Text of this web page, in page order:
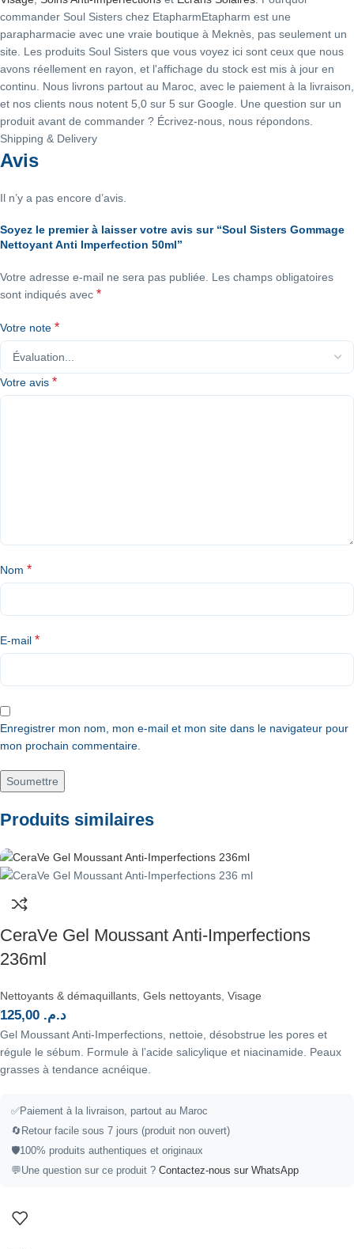
commander Soul Sisters chez EtapharmEtapharm est une
parapharmacie avec une vraie boutique à Meknès, pas seulement un
site. Les produits Soul Sisters que vous voyez ici sont ceux que nous
avons réellement en rayon, et l'affichage du stock est mis à jour en
continu. Nous livrons partout au Maroc, avec le paiement à la livraison,
et nos clients nous notent 5,0 sur 5 sur Google. Une question sur un
produit avant de commander ? Écrivez-nous, nous répondons.
Shipping & Delivery
Avis
Il n’y a pas encore d’avis.
Soyez le premier à laisser votre avis sur “Soul Sisters Gommage
Nettoyant Anti Imperfection 50ml”
Votre adresse e-mail ne sera pas publiée.
Les champs obligatoires
sont indiqués avec *
Votre note *
Votre avis *
Nom *
E-mail *
Enregistrer mon nom, mon e-mail et mon site dans le navigateur pour
mon prochain commentaire.
Produits similaires
CeraVe Gel Moussant Anti-Imperfections
236ml
Nettoyants & démaquillants Gels nettoyants Visage
د.م.
Gel Moussant Anti-Imperfections, nettoie, désobstrue les pores et
régule le sébum. Formule à l’acide salicylique et niacinamide. Peaux
grasses à tendance acnéique.
✅Paiement à la livraison, partout au Maroc
🔄 Retour facile sous 7 jours (produit non ouvert)
🛡️100% produits authentiques et originaux
💬Une question sur ce produit ? Contactez-nous sur WhatsApp